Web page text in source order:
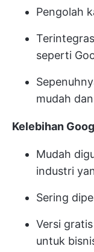
Pengolah
seperti
mudah
Kelebihan
Mudah
industri
Sering
Versi
untuk